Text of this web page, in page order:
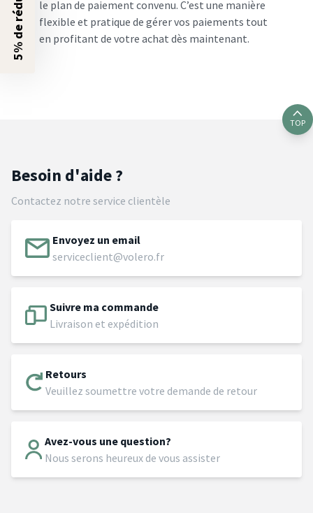
le plan de paiement convenu. C’est une manière
flexible et pratique de gérer vos paiements tout
en profitant de votre achat dès maintenant.
TOP
Besoin d'aide ?
Contactez notre service clientèle
Envoyez un email
serviceclient@volero.fr
Suivre ma commande
Livraison et expédition
Retours
Veuillez soumettre votre demande de retour
Avez-vous une question?
Nous serons heureux de vous assister